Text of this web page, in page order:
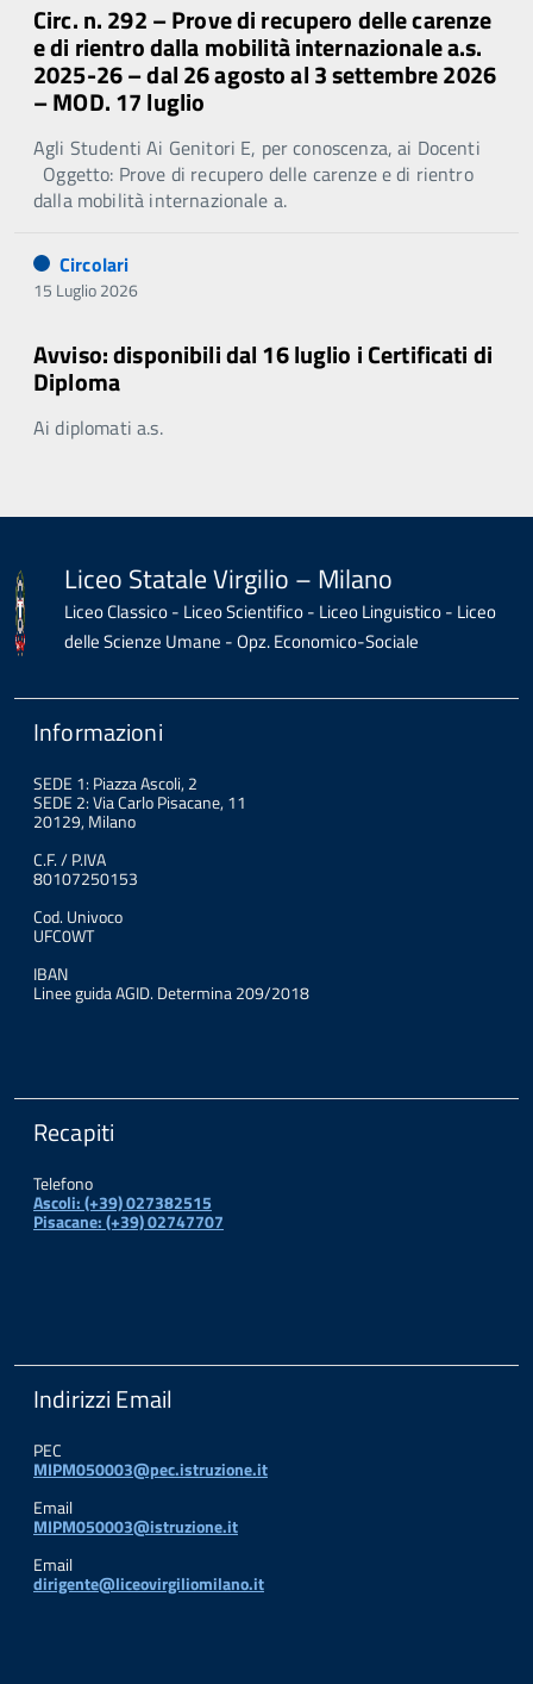
Circ. n. 292 – Prove di recupero delle carenze
e di rientro dalla mobilità internazionale a.s.
2025-26 – dal 26 agosto al 3 settembre 2026
– MOD. 17 luglio
Agli Studenti Ai Genitori E, per conoscenza, ai Docenti
Oggetto: Prove di recupero delle carenze e di rientro
dalla mobilità internazionale a.
Circolari
15 Luglio 2026
Avviso: disponibili dal 16 luglio i Certificati di
Diploma
Ai diplomati a.s.
Liceo Statale Virgilio – Milano
Liceo Classico - Liceo Scientifico - Liceo Linguistico - Liceo
delle Scienze Umane - Opz. Economico-Sociale
Informazioni
SEDE 1: Piazza Ascoli, 2
SEDE 2: Via Carlo Pisacane, 11
20129, Milano
C.F. / P.IVA
80107250153
Cod. Univoco
UFC0WT
IBAN
Linee guida AGID. Determina 209/2018
Recapiti
Telefono
Ascoli: (+39) 027382515
Pisacane: (+39) 02747707
Indirizzi Email
PEC
MIPM050003@pec.istruzione.it
Email
MIPM050003@istruzione.it
Email
dirigente@liceovirgiliomilano.it